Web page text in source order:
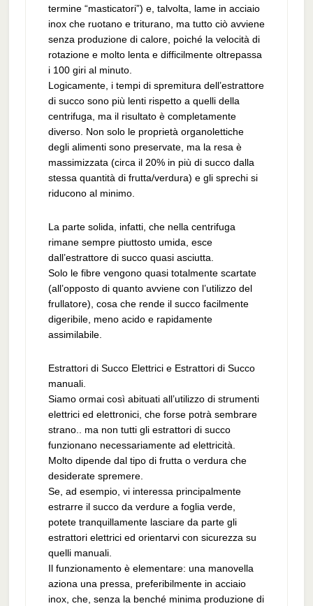
termine “masticatori”) e, talvolta, lame in acciaio
inox che ruotano e triturano, ma tutto ciò avviene
senza produzione di calore, poiché la velocità di
rotazione e molto lenta e difficilmente oltrepassa
i 100 giri al minuto.
Logicamente, i tempi di spremitura dell’estrattore
di succo sono più lenti rispetto a quelli della
centrifuga, ma il risultato è completamente
diverso. Non solo le proprietà organolettiche
degli alimenti sono preservate, ma la resa è
massimizzata (circa il 20% in più di succo dalla
stessa quantità di frutta/verdura) e gli sprechi si
riducono al minimo.
La parte solida, infatti, che nella centrifuga
rimane sempre piuttosto umida, esce
dall’estrattore di succo quasi asciutta.
Solo le fibre vengono quasi totalmente scartate
(all’opposto di quanto avviene con l’utilizzo del
frullatore), cosa che rende il succo facilmente
digeribile, meno acido e rapidamente
assimilabile.
Estrattori di Succo Elettrici e Estrattori di Succo
manuali.
Siamo ormai così abituati all’utilizzo di strumenti
elettrici ed elettronici, che forse potrà sembrare
strano.. ma non tutti gli estrattori di succo
funzionano necessariamente ad elettricità.
Molto dipende dal tipo di frutta o verdura che
desiderate spremere.
Se, ad esempio, vi interessa principalmente
estrarre il succo da verdure a foglia verde,
potete tranquillamente lasciare da parte gli
estrattori elettrici ed orientarvi con sicurezza su
quelli manuali.
Il funzionamento è elementare: una manovella
aziona una pressa, preferibilmente in acciaio
inox, che, senza la benché minima produzione di